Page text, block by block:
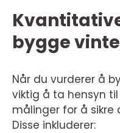
bygge
Når du vurderer å
viktig å ta hensyn
målinger for å sikre
Disse inkluderer: